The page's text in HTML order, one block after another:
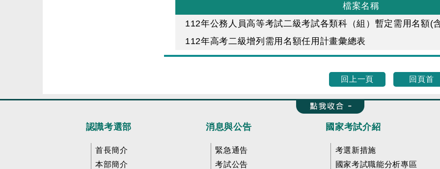
檔案名稱
112年公務人員高等考試二級考試各類科（組）暫定需用名額(
112年高考二級增列需用名額任用計畫彙總表
回上一頁 回頁首
收合 FatFooter
認識考選部
首長簡介
本部簡介
消息與公告
緊急通告
考試公告
國家考試介紹
考選新措施
國家考試職能分析專區